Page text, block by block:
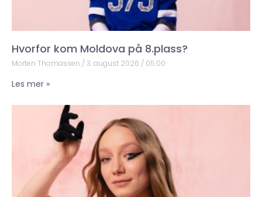
Hvorfor kom Moldova på 8.plass?
Morten Thomassen 3. august 2026 05:00
Les mer »